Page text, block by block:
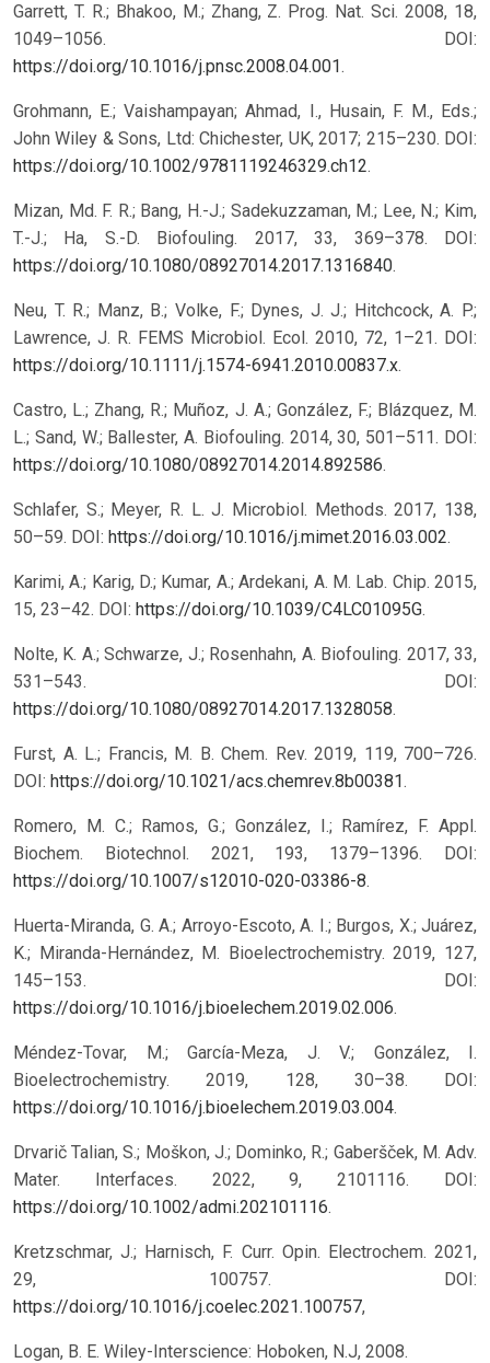
Garrett, T. R.; Bhakoo, M.; Zhang, Z. Prog. Nat. Sci. 2008, 18,
1049–1056. DOI:
https://doi.org/10.1016/j.pnsc.2008.04.001.
Grohmann, E.; Vaishampayan; Ahmad, I., Husain, F. M., Eds.;
John Wiley & Sons, Ltd: Chichester, UK, 2017; 215–230. DOI:
https://doi.org/10.1002/9781119246329.ch12.
Mizan, Md. F. R.; Bang, H.-J.; Sadekuzzaman, M.; Lee, N.; Kim,
T.-J.; Ha, S.-D. Biofouling. 2017, 33, 369–378. DOI:
https://doi.org/10.1080/08927014.2017.1316840.
Neu, T. R.; Manz, B.; Volke, F.; Dynes, J. J.; Hitchcock, A. P.;
Lawrence, J. R. FEMS Microbiol. Ecol. 2010, 72, 1–21. DOI:
https://doi.org/10.1111/j.1574-6941.2010.00837.x.
Castro, L.; Zhang, R.; Muñoz, J. A.; González, F.; Blázquez, M.
L.; Sand, W.; Ballester, A. Biofouling. 2014, 30, 501–511. DOI:
https://doi.org/10.1080/08927014.2014.892586.
Schlafer, S.; Meyer, R. L. J. Microbiol. Methods. 2017, 138,
50–59. DOI: https://doi.org/10.1016/j.mimet.2016.03.002.
Karimi, A.; Karig, D.; Kumar, A.; Ardekani, A. M. Lab. Chip. 2015,
15, 23–42. DOI: https://doi.org/10.1039/C4LC01095G.
Nolte, K. A.; Schwarze, J.; Rosenhahn, A. Biofouling. 2017, 33,
531–543. DOI:
https://doi.org/10.1080/08927014.2017.1328058.
Furst, A. L.; Francis, M. B. Chem. Rev. 2019, 119, 700–726.
DOI: https://doi.org/10.1021/acs.chemrev.8b00381.
Romero, M. C.; Ramos, G.; González, I.; Ramírez, F. Appl.
Biochem. Biotechnol. 2021, 193, 1379–1396. DOI:
https://doi.org/10.1007/s12010-020-03386-8.
Huerta-Miranda, G. A.; Arroyo-Escoto, A. I.; Burgos, X.; Juárez,
K.; Miranda-Hernández, M. Bioelectrochemistry. 2019, 127,
145–153. DOI:
https://doi.org/10.1016/j.bioelechem.2019.02.006.
Méndez-Tovar, M.; García-Meza, J. V.; González, I.
Bioelectrochemistry. 2019, 128, 30–38. DOI:
https://doi.org/10.1016/j.bioelechem.2019.03.004.
Drvarič Talian, S.; Moškon, J.; Dominko, R.; Gaberšček, M. Adv.
Mater. Interfaces. 2022, 9, 2101116. DOI:
https://doi.org/10.1002/admi.202101116.
Kretzschmar, J.; Harnisch, F. Curr. Opin. Electrochem. 2021,
29, 100757. DOI:
https://doi.org/10.1016/j.coelec.2021.100757,
Logan, B. E. Wiley-Interscience: Hoboken, N.J, 2008.